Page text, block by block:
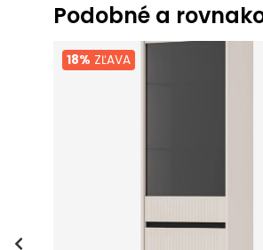
Podobné a
18% ZĽAVA